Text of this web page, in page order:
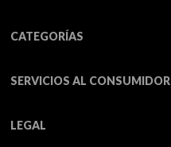
CATEGORÍAS
SERVICIOS AL CONSUMIDOR
LEGAL